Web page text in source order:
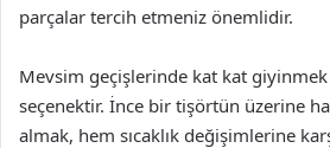
parçalar tercih etmeniz önemlidir.
Mevsim geçişlerinde kat kat
seçenektir. İnce bir tişörtün üzerine
almak, hem sıcaklık değişimlerine